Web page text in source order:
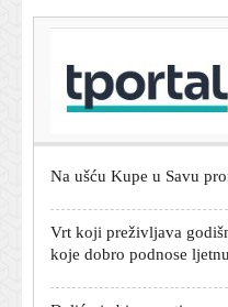
Još jedan Hrvat dolazi u
protiv Krovinovića
koje dobro podnose